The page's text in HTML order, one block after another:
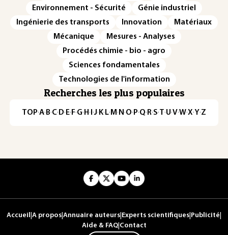
Environnement - Sécurité
Génie industriel
Ingénierie des transports
Innovation
Matériaux
Mécanique
Mesures - Analyses
Procédés chimie - bio - agro
Sciences fondamentales
Technologies de l'information
Recherches les plus populaires
TOP·A·B·C· D· E· F·G· H · ·J· K· L· M · N ·O· P·Q· R·S·T·U·V·W·X·Y·Z
Accueil A propos Annuaire auteurs Experts scientifiques Publicité
Aide & FAQ| Contact